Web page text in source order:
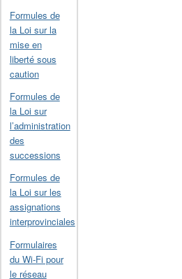
Formules de
la Loi sur la
mise en
liberté sous
caution
Formules de
la Loi sur
l’administration
des
successions
Formules de
la Loi sur les
assignations
interprovinciales
Formulaires
du Wi-Fi pour
le réseau